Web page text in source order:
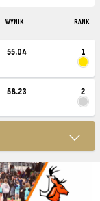
WYNIK RANK
55.04 1
58.23 2